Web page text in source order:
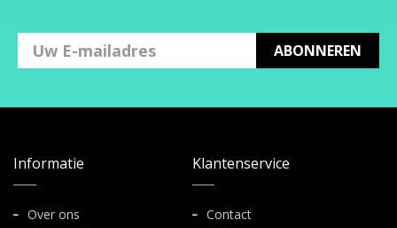
ABONNEREN
Informatie
Over ons
Klantenservice
Contact